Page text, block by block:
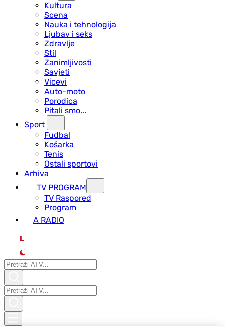
Kultura
Scena
Nauka i tehnologija
Ljubav i seks
Zdravlje
Stil
Zanimljivosti
Savjeti
Vicevi
Auto-moto
Porodica
Pitali smo...
Sport
Fudbal
Košarka
Tenis
Ostali sportovi
Arhiva
TV PROGRAM
ТV Raspored
Program
A RADIO
L